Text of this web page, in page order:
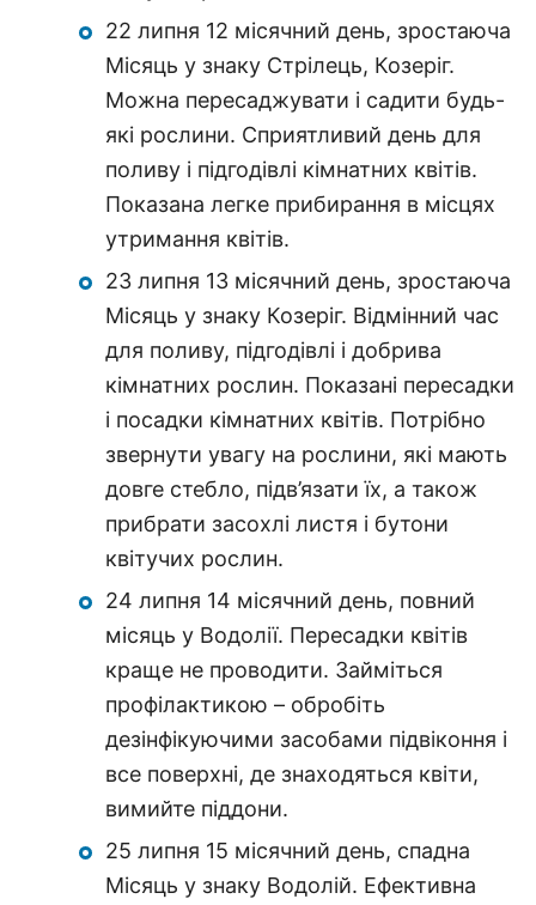
22 липня 12 місячний день, зростаюча
Місяць у знаку Стрілець, Козеріг.
Можна пересаджувати і садити будь-
які рослини. Сприятливий день для
поливу і підгодівлі кімнатних квітів.
Показана легке прибирання в місцях
утримання квітів.
23 липня 13 місячний день, зростаюча
Місяць у знаку Козеріг. Відмінний час
для поливу, підгодівлі і добрива
кімнатних рослин. Показані пересадки
і посадки кімнатних квітів. Потрібно
звернути увагу на рослини, які мають
довге стебло, підв’язати їх, а також
прибрати засохлі листя і бутони
квітучих рослин.
24 липня 14 місячний день, повний
місяць у Водолії. Пересадки квітів
краще не проводити. Займіться
профілактикою – обробіть
дезінфікуючими засобами підвіконня і
все поверхні, де знаходяться квіти,
вимийте піддони.
25 липня 15 місячний день, спадна
Місяць у знаку Водолій. Ефективна